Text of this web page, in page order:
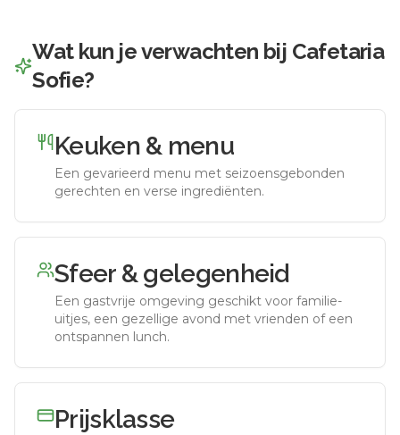
Wat kun je verwachten bij Cafetaria
Sofie?
Keuken & menu
Een gevarieerd menu met seizoensgebonden
gerechten en verse ingrediënten.
Sfeer & gelegenheid
Een gastvrije omgeving geschikt voor familie-
uitjes, een gezellige avond met vrienden of een
ontspannen lunch.
Prijsklasse